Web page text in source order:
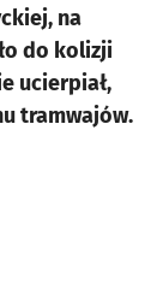
na
do kolizji
ucierpiał,
tramwajów.